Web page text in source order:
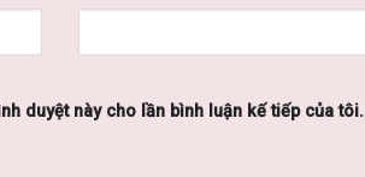
duyệt này cho lần bình luận kế tiếp của tôi.